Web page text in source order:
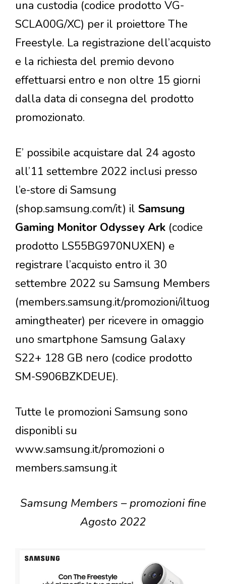
una custodia (codice prodotto VG-
SCLA00G/XC) per il proiettore The
Freestyle. La registrazione dell’acquisto
e la richiesta del premio devono
effettuarsi entro e non oltre 15 giorni
dalla data di consegna del prodotto
promozionato.
E’ possibile acquistare dal 24 agosto
all’11 settembre 2022 inclusi presso
l’e-store di Samsung
(shop.samsung.com/it) il Samsung
Gaming Monitor Odyssey Ark (codice
prodotto LS55BG970NUXEN) e
registrare l’acquisto entro il 30
settembre 2022 su Samsung Members
(members.samsung.it/promozioni/iltuog
amingtheater) per ricevere in omaggio
uno smartphone Samsung Galaxy
S22+ 128 GB nero (codice prodotto
SM-S906BZKDEUE).
Tutte le promozioni Samsung sono
disponibli su
www.samsung.it/promozioni o
members.samsung.it
Samsung Members – promozioni fine
Agosto 2022